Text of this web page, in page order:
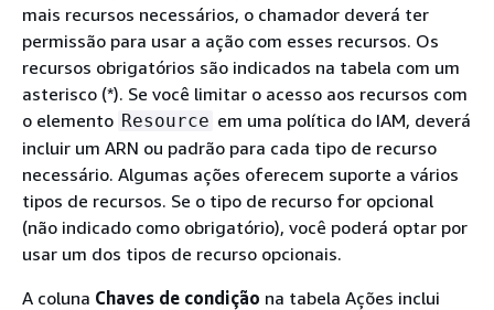
mais recursos necessários, o chamador deverá ter
permissão para usar a ação com esses recursos. Os
recursos obrigatórios são indicados na tabela com um
asterisco (*). Se você limitar o acesso aos recursos com
o elemento Resource em uma política do IAM, deverá
incluir um ARN ou padrão para cada tipo de recurso
necessário. Algumas ações oferecem suporte a vários
tipos de recursos. Se o tipo de recurso for opcional
(não indicado como obrigatório), você poderá optar por
usar um dos tipos de recurso opcionais.
A coluna Chaves de condição na tabela Ações inclui